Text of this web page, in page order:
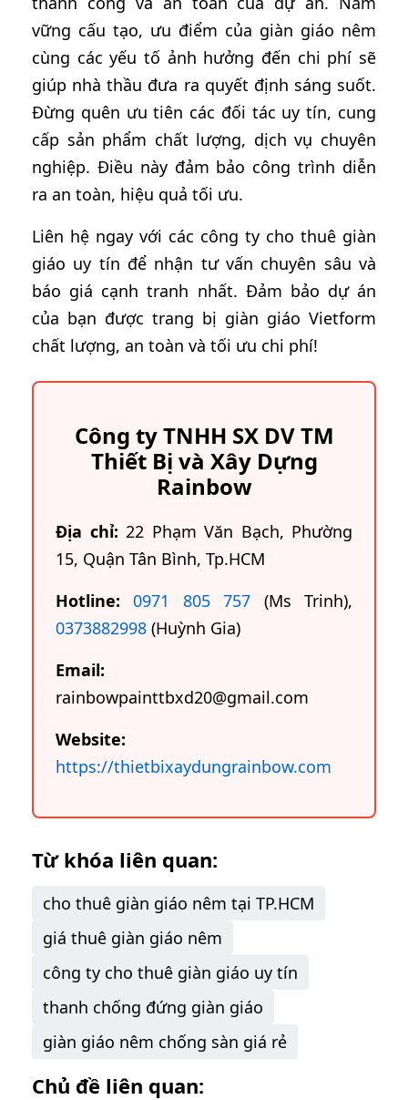
vững cấu tạo, ưu điểm của giàn giáo nêm
cùng các yếu tố ảnh hưởng đến chi phí sẽ
giúp nhà thầu đưa ra quyết định sáng suốt.
Đừng quên ưu tiên các đối tác uy tín, cung
cấp sản phẩm chất lượng, dịch vụ chuyên
nghiệp. Điều này đảm bảo công trình diễn
ra an toàn, hiệu quả tối ưu.
Liên hệ ngay với các công ty cho thuê giàn
giáo uy tín để nhận tư vấn chuyên sâu và
báo giá cạnh tranh nhất. Đảm bảo dự án
của bạn được trang bị giàn giáo Vietform
chất lượng, an toàn và tối ưu chi phí!
Công ty TNHH SX DV TM
Thiết Bị và Xây Dựng
Rainbow
Địa chỉ: 22 Phạm Văn Bạch, Phường
15, Quận Tân Bình, Tp.HCM
Hotline:
0971 805 757 (Ms Trinh),
0373882998 (Huỳnh Gia)
Email:
rainbowpainttbxd20@gmail.com
Website:
https://thietbixaydungrainbow.com
Từ khóa liên quan:
cho thuê giàn giáo nêm tại TP.HCM
giá thuê giàn giáo nêm
công ty cho thuê giàn giáo uy tín
thanh chống đứng giàn giáo
giàn giáo nêm chống sàn giá rẻ
Chủ đề liên quan: